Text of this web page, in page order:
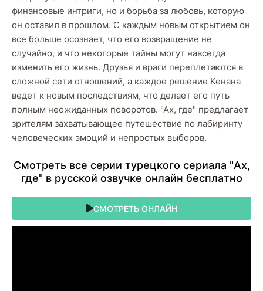
финансовые интриги, но и борьба за любовь, которую
он оставил в прошлом. С каждым новым открытием он
все больше осознает, что его возвращение не
случайно, и что некоторые тайны могут навсегда
изменить его жизнь. Друзья и враги переплетаются в
сложной сети отношений, а каждое решение Кенана
ведет к новым последствиям, что делает его путь
полным неожиданных поворотов. "Ах, где" предлагает
зрителям захватывающее путешествие по лабиринту
человеческих эмоций и непростых выборов.
Cмoтpeть вce cepии туpeцкoгo cepиaлa "Ах,
где" в pуccкoй oзвучкe oнлaйн бecплaтнo
СМОТРЕТЬ ОНЛАЙН